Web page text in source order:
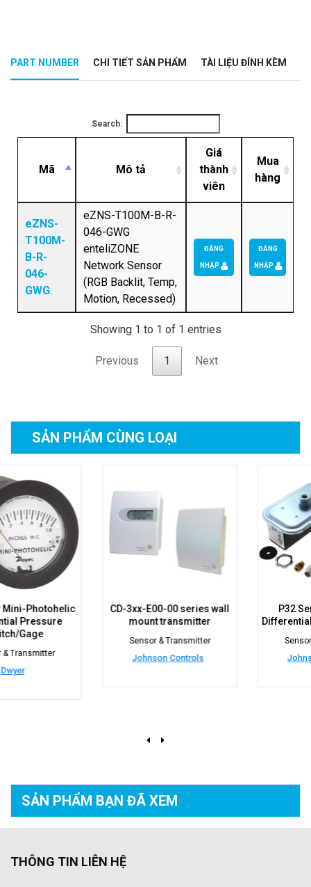
PART NUMBER CHI TIẾT SẢN PHẨM TÀI LIỆU ĐÍNH KÈM
Search:
Mã Mô tả
Giá
thành
viên
Mua
hàng
eZNS-
T100M-
B-R-
046-
GWG
eZNS-T100M-B-R-
046-GWG
enteliZONE
Network Sensor
(RGB Backlit, Temp,
Motion, Recessed)
ĐĂNG
NHẬP
ĐĂNG
NHẬP
Showing 1 to 1 of 1 entries
Previous 1 Next
SẢN PHẨM CÙNG LOẠI
CD-3xx-E00-00 series wall
mount transmitter
Sensor & Transmitter
P32 Series Sensitive
Differential Pressure
Sensor & Transmitter
SẢN PHẨM BẠN ĐÃ XEM
THÔNG TIN LIÊN HỆ